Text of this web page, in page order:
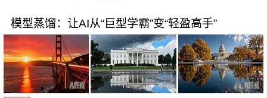
模型蒸馏：让AI从“巨型学霸”变“轻盈高手”